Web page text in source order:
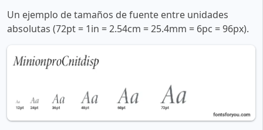
Un ejemplo de tamaños de fuente entre unidades
absolutas (72pt = 1in = 2.54cm = 25.4mm = 6pc = 96px).